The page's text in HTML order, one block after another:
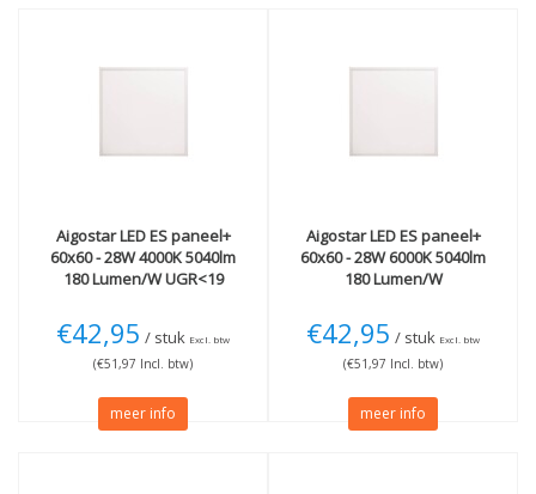
AigostarLED ES paneel+
60x60 - 28W 4000K 5040lm
180 Lumen/W UGR<19
€42,95 / stuk Excl. btw
(€51,97 Incl. btw)
meer info
AigostarLED ES paneel+
60x60 - 28W 6000K 5040lm
180 Lumen/W
€42,95 / stuk Excl. btw
(€51,97 Incl. btw)
meer info